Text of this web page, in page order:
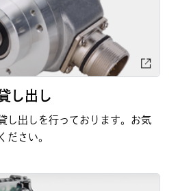
し出し
し出しを行っております。お気
ださい。